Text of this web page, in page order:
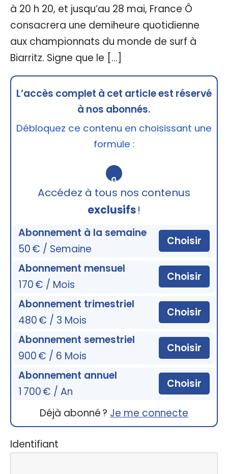
à 20 h 20, et jusqu’au 28 mai, France Ô
consacrera une demiheure quotidienne
aux championnats du monde de surf à
Biarritz. Signe que le […]
L’accès complet à cet article est réservé
à nos abonnés.
Débloquez ce contenu en choisissant une
formule :
🔒
Accédez à tous nos contenus
exclusifs!
Abonnement à la semaine
50 € / Semaine
Choisir
Abonnement mensuel
170 € / Mois
Choisir
Abonnement trimestriel
480 € / 3 Mois
Choisir
Abonnement semestriel
900 € / 6 Mois
Choisir
Abonnement annuel
1 700 € / An
Choisir
Déjà abonné ? Je me connecte
Identifiant